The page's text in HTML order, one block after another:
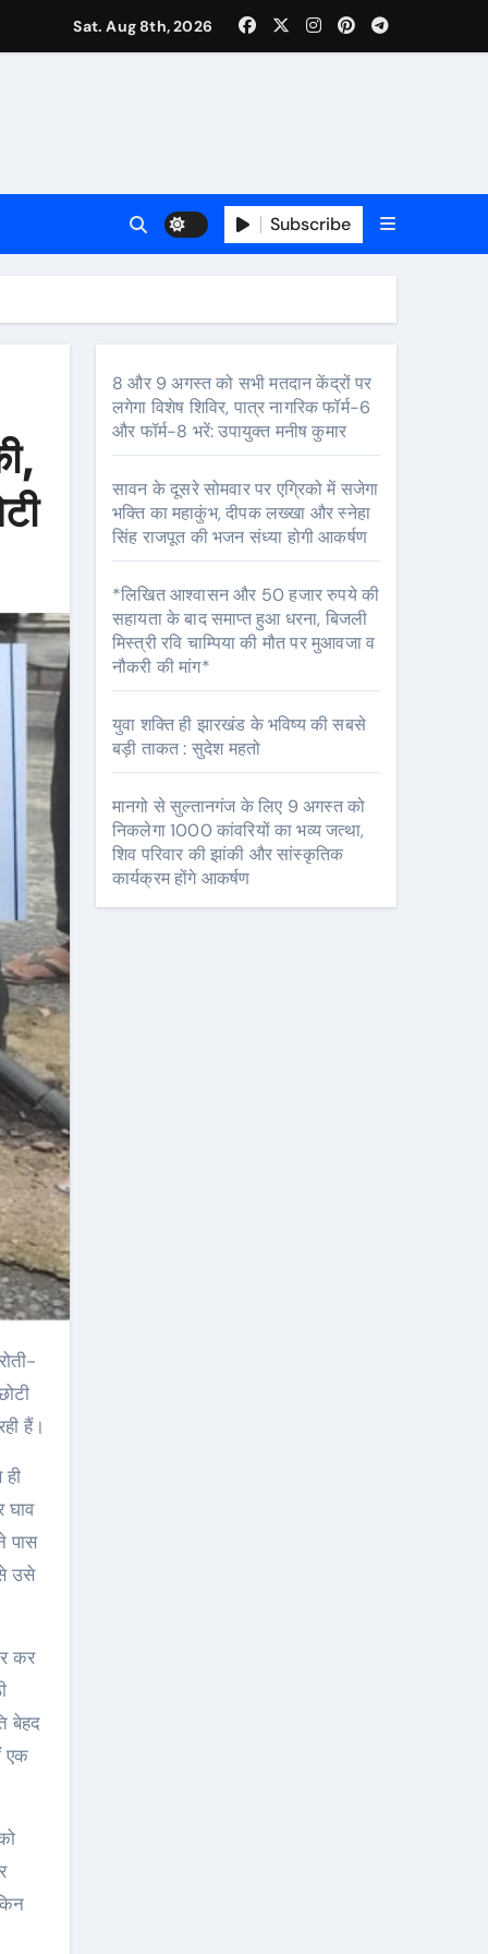
होंगे आकर्षण
Sat. Aug 8th, 2026
Subscribe
हैं।
घाव
पास
उसे
कर
बेहद
एक
8 और 9 अगस्त को सभी मतदान केंद्रों पर
लगेगा विशेष शिविर, पात्र नागरिक फॉर्म-6
और फॉर्म-8 भरें: उपायुक्त मनीष कुमार
सावन के दूसरे सोमवार पर एग्रिको में सजेगा
भक्ति का महाकुंभ, दीपक लख्खा और स्नेहा
सिंह राजपूत की भजन संध्या होगी आकर्षण
*लिखित आश्वासन और 50 हजार रुपये की
सहायता के बाद समाप्त हुआ धरना, बिजली
मिस्त्री रवि चाम्पिया की मौत पर मुआवजा व
नौकरी की मांग*
युवा शक्ति ही झारखंड के भविष्य की सबसे
बड़ी ताकत : सुदेश महतो
मानगो से सुल्तानगंज के लिए 9 अगस्त को
निकलेगा 1000 कांवरियों का भव्य जत्था,
शिव परिवार की झांकी और सांस्कृतिक
कार्यक्रम होंगे आकर्षण